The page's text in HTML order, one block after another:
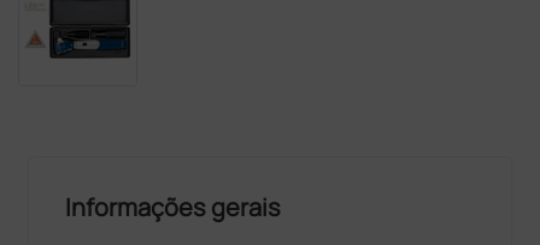
Informações gerais